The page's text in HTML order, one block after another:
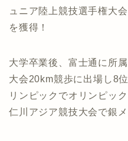
ュニア陸上競技選手権大
を獲得！
大学卒業後、富士通に所
大会20km競歩に出場し8
リンピックでオリンピッ
仁川アジア競技大会で銀メ